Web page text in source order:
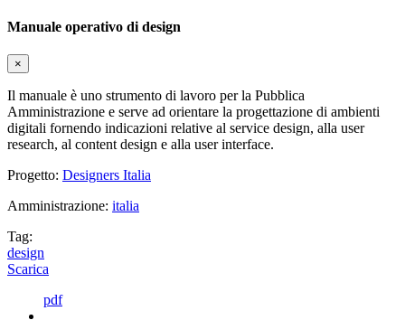
Manuale operativo di design
×
Il manuale è uno strumento di lavoro per la Pubblica
Amministrazione e serve ad orientare la progettazione di ambienti
digitali fornendo indicazioni relative al service design, alla user
research, al content design e alla user interface.
Progetto: Designers Italia
Amministrazione: italia
Tag:
design
Scarica
pdf